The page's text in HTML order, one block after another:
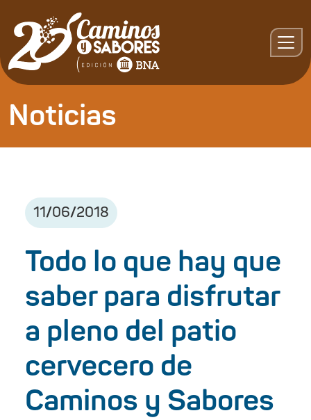
Noticias
11/06/2018
Todo lo que hay que
saber para disfrutar
a pleno del patio
cervecero de
Caminos y Sabores